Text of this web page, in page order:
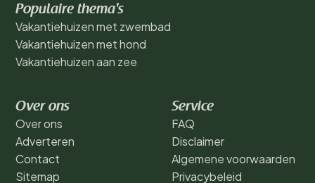
Populaire thema's
Vakantiehuizen met zwembad
Vakantiehuizen met hond
Vakantiehuizen aan zee
Over ons
Over ons
Adverteren
Contact
Sitemap
Service
FAQ
Disclaimer
Algemene voorwaarden
Privacybeleid